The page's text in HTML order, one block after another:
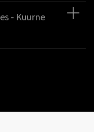
- Kuurne